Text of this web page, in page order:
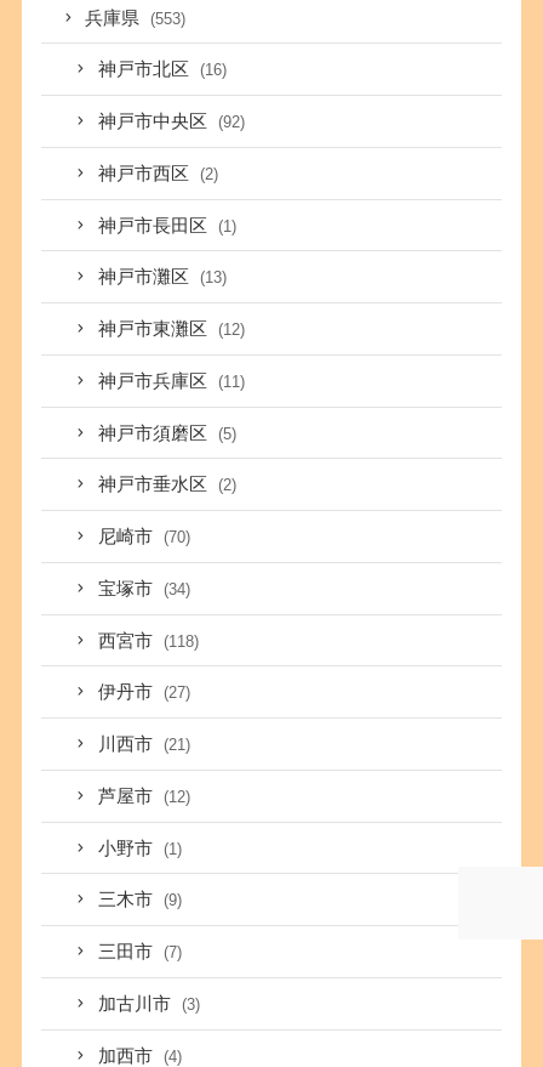
兵庫県 (553)
神戸市北区 (16)
神戸市中央区 (92)
神戸市西区 (2)
神戸市長田区 (1)
神戸市灘区 (13)
神戸市東灘区 (12)
神戸市兵庫区 (11)
神戸市須磨区 (5)
神戸市垂水区 (2)
尼崎市 (70)
宝塚市 (34)
西宮市 (118)
伊丹市 (27)
川西市 (21)
芦屋市 (12)
小野市 (1)
三木市 (9)
三田市 (7)
加古川市 (3)
加西市 (4)